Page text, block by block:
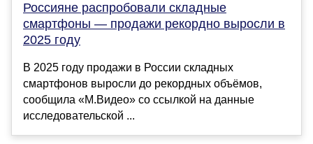
Россияне распробовали складные
смартфоны — продажи рекордно выросли в
2025 году
В 2025 году продажи в России складных
смартфонов выросли до рекордных объёмов,
сообщила «М.Видео» со ссылкой на данные
исследовательской ...